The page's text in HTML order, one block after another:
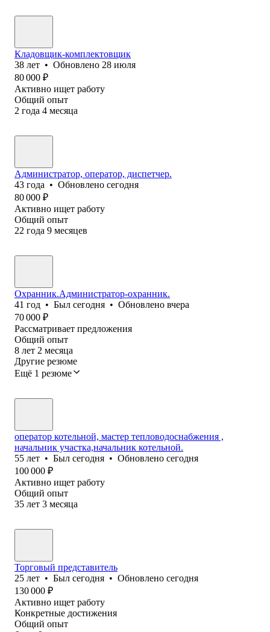
Кладовщик-комплектовщик
38 лет • Обновлено 28 июля
80 000 ₽
Активно ищет работу
Общий опыт
2 года 4 месяца
Администратор, оператор, диспетчер.
43 года • Обновлено сегодня
80 000 ₽
Активно ищет работу
Общий опыт
22 года 9 месяцев
Охранник.Администратор-охранник.
41 год • Был сегодня • Обновлено вчера
70 000 ₽
Рассматривает предложения
Общий опыт
8 лет 2 месяца
Другие резюме
Ещё 1 резюме
оператор котельной, мастер тепловодоснабжения ,
начальник участка,начальник котельной.
55 лет • Был сегодня • Обновлено сегодня
100 000 ₽
Активно ищет работу
Общий опыт
35 лет 3 месяца
Торговый представитель
25 лет • Был сегодня • Обновлено сегодня
130 000 ₽
Активно ищет работу
Конкретные достижения
Общий опыт